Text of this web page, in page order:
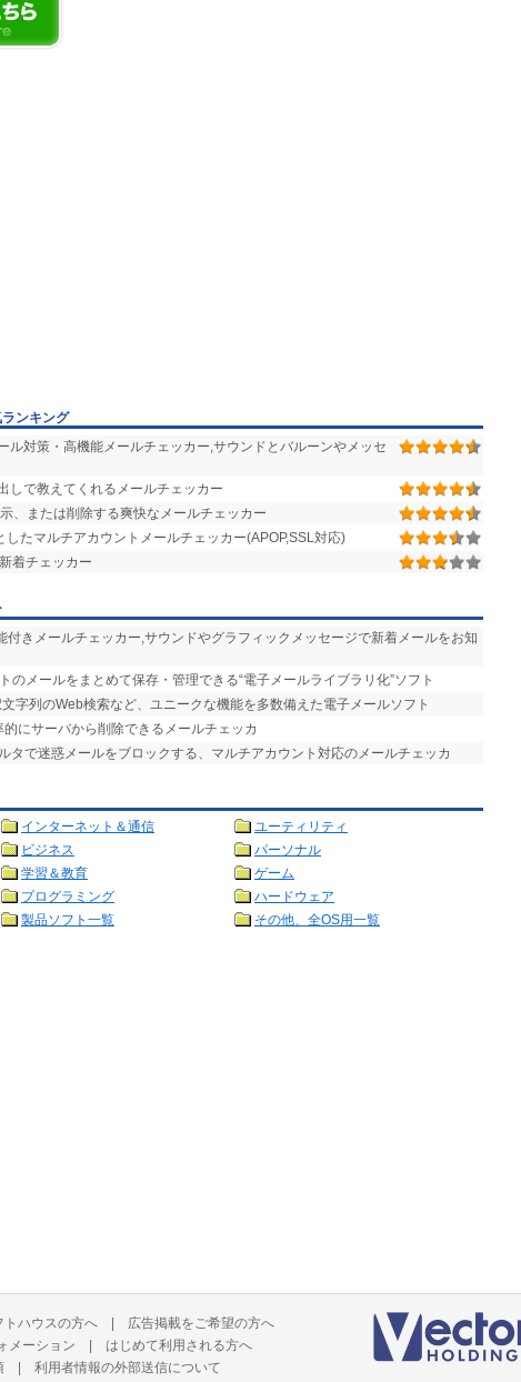
ランキング
ル対策・高機能メールチェッカー,サウンドとバルーンやメッセ
しで教えてくれるメールチェッカー
、または削除する爽快なメールチェッカー
したマルチアカウントメールチェッカー(APOP,SSL対応)
着チェッカー
付きメールチェッカー,サウンドやグラフィックメッセージで新着メールをお知
のメールをまとめて保存・管理できる“電子メールライブラリ化”ソフト
字列のWeb検索など、ユニークな機能を多数備えた電子メールソフト
にサーバから削除できるメールチェッカ
タで迷惑メールをブロックする、マルチアカウント対応のメールチェッカ
インターネット＆通信
ユーティリティ
ビジネス
パーソナル
学習＆教育
ゲーム
プログラミング
ハードウェア
製品ソフト一覧 その他、全OS用一覧
トハウスの方へ | 広告掲載をご希望の方へ
メーション | はじめて利用される方へ
| 利用者情報の外部送信について